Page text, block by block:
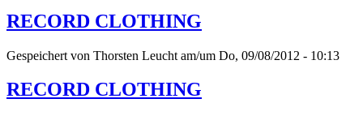
RECORD CLOTHING
Gespeichert von Thorsten Leucht am/um Do, 09/08/2012 - 10:13
RECORD CLOTHING